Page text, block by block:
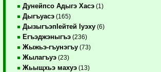
Дунейпсо Адыгэ Хасэ (1)
Дыгъуасэ (165)
ДызыгъэпIейтей Iуэху (6)
Егъэджэныгъэ (236)
Жыжьэ-гъунэгъу (73)
Жылагъуэ (23)
Жьыщхьэ махуэ (13)